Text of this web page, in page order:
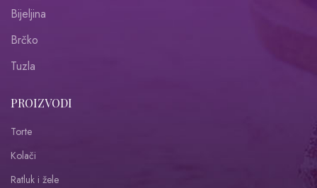
Bijeljina
Brčko
Tuzla
PROIZVODI
Torte
Kolači
Ratluk i žele